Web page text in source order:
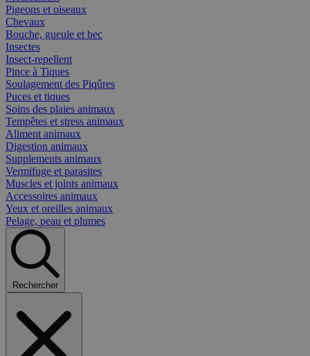
Pigeons et oiseaux
Chevaux
Bouche, gueule et bec
Insectes
Insect-repellent
Pince à Tiques
Soulagement des Piqûres
Puces et tiques
Soins des plaies animaux
Tempêtes et stress animaux
Aliment animaux
Digestion animaux
Supplements animaux
Vermifuge et parasites
Muscles et joints animaux
Accessoires animaux
Yeux et oreilles animaux
Pelage, peau et plumes
Rechercher